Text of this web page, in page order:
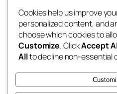
你最喜欢的电子游戏和
博客
关于
常见问题
作者
事件
商店
样板
主题
Cookies help us improve
personalized content, and
choose which cookies to
Customize. ClickAccept
Allto decline non-essential